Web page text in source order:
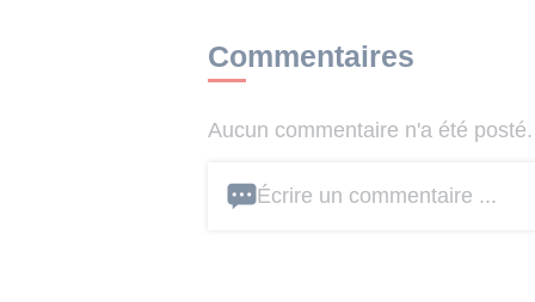
Commentaires
Aucun commentaire n'a été
Écrire un commentaire ...